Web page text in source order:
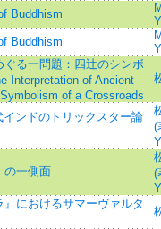
Buddhism
Buddhism
る一問題：四辻のシンボ
Interpretation of Ancient
of a Crossroads
ンドのトリックスター論
(
の一側面
(
』におけるサマーヴァルタ